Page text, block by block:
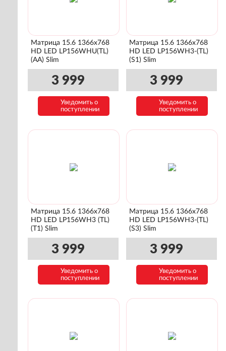
Матрица 15.6 1366x768
HD LED LP156WHU(TL)
(AA) Slim
3 999
Уведомить о
поступлении
Матрица 15.6 1366x768
HD LED LP156WH3-(TL)
(S1) Slim
3 999
Уведомить о
поступлении
Матрица 15.6 1366x768
HD LED LP156WH3 (TL)
(T1) Slim
3 999
Уведомить о
поступлении
Матрица 15.6 1366x768
HD LED LP156WH3-(TL)
(S3) Slim
3 999
Уведомить о
поступлении